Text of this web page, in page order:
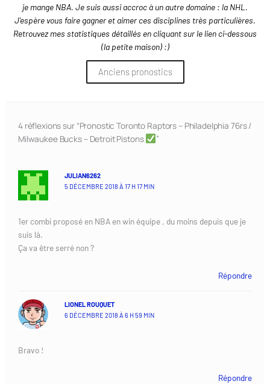
je mange NBA. Je suis aussi accroc à un autre domaine : la NHL.
J'espère vous faire gagner et aimer ces disciplines très particulières.
Retrouvez mes statistiques détaillés en cliquant sur le lien ci-dessous
(la petite maison) :)
Anciens pronostics
4 réflexions sur “Pronostic Toronto Raptors – Philadelphia 76rs /
Milwaukee Bucks – Detroit Pistons
”
JULIAN6262
5 DÉCEMBRE 2018 À 17 H 17 MIN
1er combi proposé en NBA en win équipe , du moins depuis que je
suis là.
Ça va être serré non ?
Répondre
LIONEL ROUQUET
6 DÉCEMBRE 2018 À 6 H 59 MIN
Bravo !
Répondre